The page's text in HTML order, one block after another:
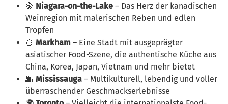
🍇 Niagara-on-the-Lake – Das Herz der kanadischen
Weinregion mit malerischen Reben und edlen
Tropfen
🍜 Markham – Eine Stadt mit ausgeprägter
asiatischer Food-Szene, die authentische Küche aus
China, Korea, Japan, Vietnam und mehr bietet
🌆 Mississauga – Multikulturell, lebendig und voller
überraschender Geschmackserlebnisse